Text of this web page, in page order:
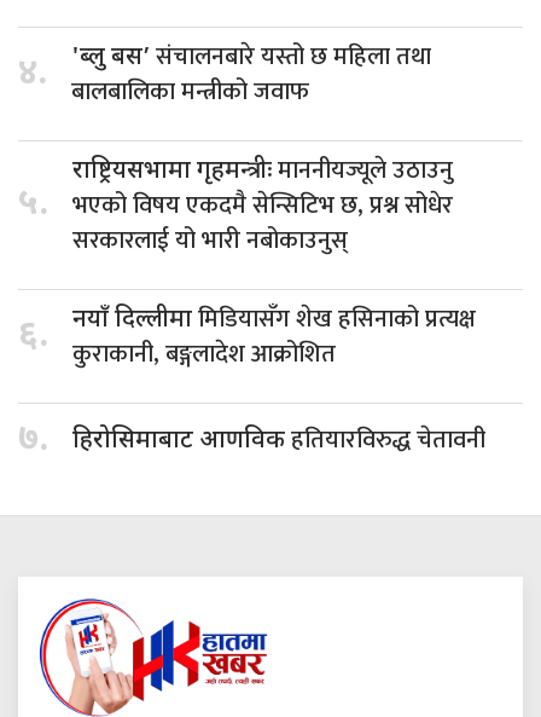
४. 'ब्लु बस’ संचालनबारे यस्तो छ महिला तथा
बालबालिका मन्त्रीको जवाफ
५.
राष्ट्रियसभामा गृहमन्त्रीःमाननीयज्यूले उठाउनु
भएको विषय एकदमै सेन्सिटिभ छ, प्रश्न सोधेर
सरकारलाई यो भारी नबोकाउनुस्
६. नयाँ दिल्लीमामिडियासँग शेख हसिनाको प्रत्यक्ष
कुराकानी, बङ्गलादेश आक्रोशित
७. हिरोसिमाबाट आणविकहतियारविरुद्ध चेतावनी